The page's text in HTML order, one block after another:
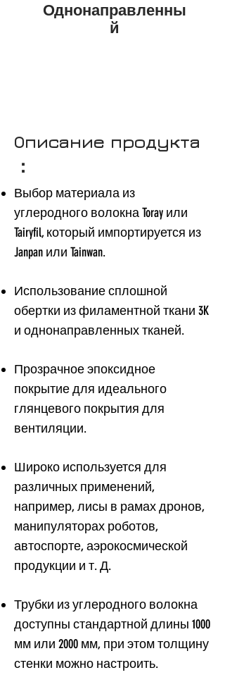
Однонаправленны
й
Описание продукта
：
Выбор материала из
углеродного волокна Toray или
Tairyfil, который импортируется из
Janpan или Tainwan.
Использование сплошной
обертки из филаментной ткани 3K
и однонаправленных тканей.
Прозрачное эпоксидное
покрытие для идеального
глянцевого покрытия для
вентиляции.
Широко используется для
различных применений,
например, лисы в рамах дронов,
манипуляторах роботов,
автоспорте, аэрокосмической
продукции и т. Д.
Трубки из углеродного волокна
доступны стандартной длины 1000
мм или 2000 мм, при этом толщину
стенки можно настроить.